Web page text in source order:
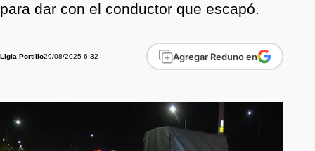
para dar con el conductor que escapó.
Ligia Portillo29/08/2025 6:32 Agregar Reduno en